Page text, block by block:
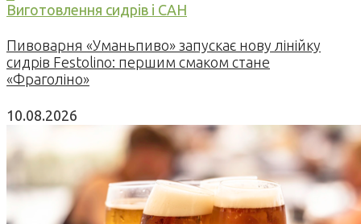
Виготовлення сидрів і САН
Пивоварня «Уманьпиво» запускає нову лінійку
сидрів Festolino: першим смаком стане
«Фраголіно»
10.08.2026